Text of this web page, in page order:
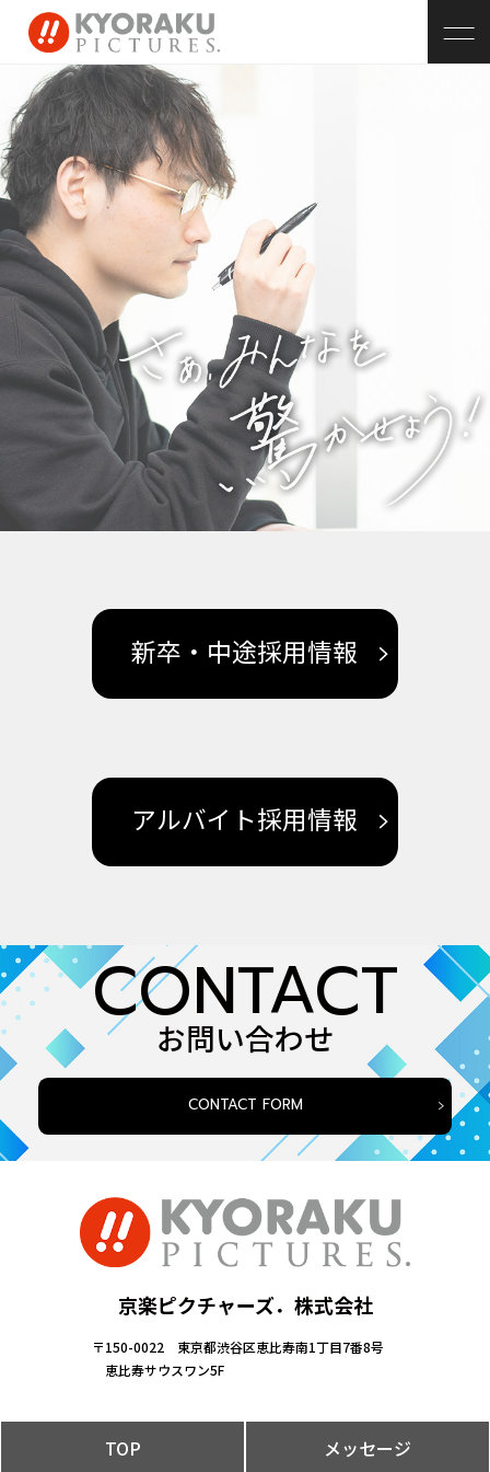
新卒・中途採用情報
アルバイト採用情報
CONTACT
お問い合わせ
CONTACT FORM
京楽ピクチャーズ．株式会社
〒150-0022 東京都渋谷区恵比寿南1丁目7番8号
恵比寿サウスワン5F
TOP メッセージ